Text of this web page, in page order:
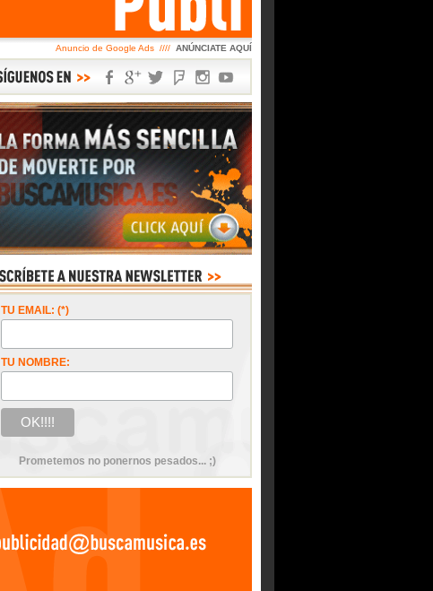
Anuncio de Google Ads //// ANÚNCIATE AQUÍ
TU EMAIL: (*)
TU NOMBRE:
Prometemos no ponernos pesados... ;)